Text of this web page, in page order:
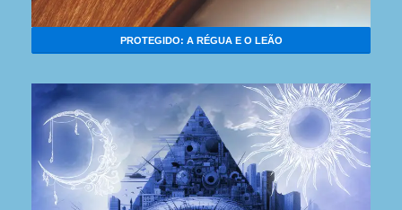
PROTEGIDO: A RÉGUA E O LEÃO